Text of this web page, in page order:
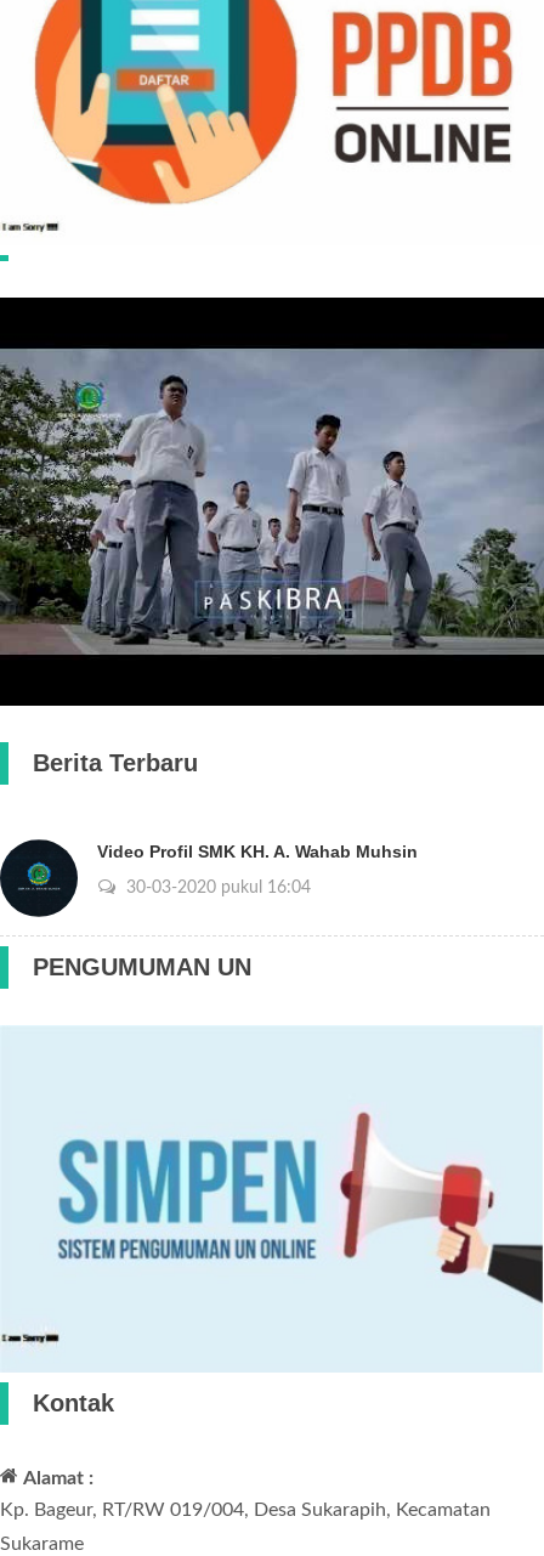
Berita Terbaru
Video Profil SMK KH. A. Wahab Muhsin
30-03-2020 pukul 16:04
PENGUMUMAN UN
Kontak
Alamat :
Kp. Bageur, RT/RW 019/004, Desa Sukarapih, Kecamatan
Sukarame